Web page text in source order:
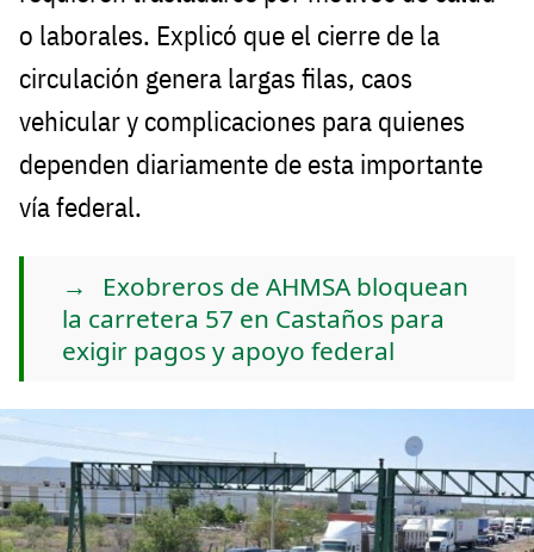
o laborales. Explicó que el cierre de la
circulación genera largas filas, caos
vehicular y complicaciones para quienes
dependen diariamente de esta importante
vía federal.
Exobreros de AHMSA bloquean
la carretera 57 en Castaños para
exigir pagos y apoyo federal